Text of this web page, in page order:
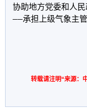
协助地方党委和人
转载请注明“来源：